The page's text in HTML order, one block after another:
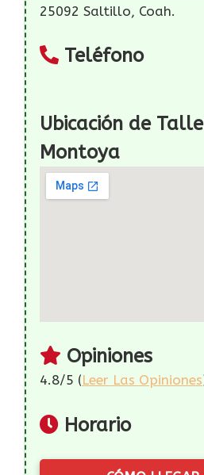
25092 Saltillo, Coah.
Teléfono
Ubicación de
Montoya
Opiniones
4.8/5 (Leer Las Opiniones
Horario